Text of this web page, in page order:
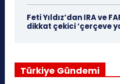
Feti Yıldız’dan IRA ve
dikkat çekici ‘çerçeve
Türkiye Gündemi